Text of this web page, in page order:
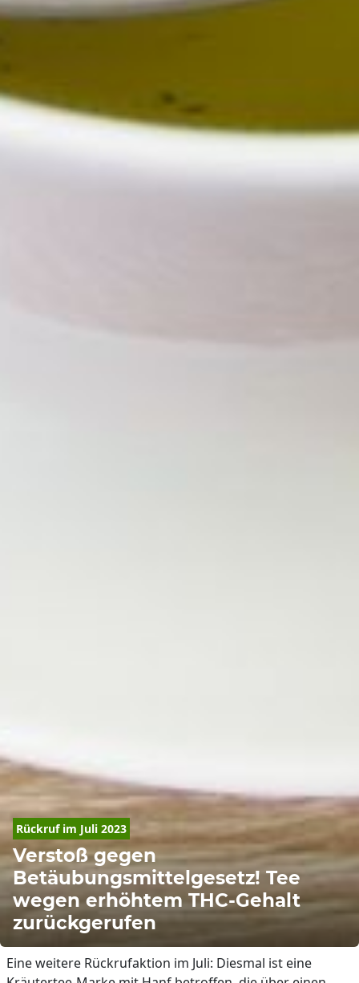
Rückruf im Juli 2023
Verstoß gegen
Betäubungsmittelgesetz! Tee
wegen erhöhtem THC-Gehalt
zurückgerufen
Eine weitere Rückrufaktion im Juli: Diesmal ist eine